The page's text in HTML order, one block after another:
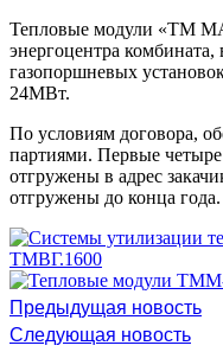
Тепловые модули «ТМ
энергоцентра комбината,
газопоршневых
24МВт.
По условиям договора,
партиями. Первые
отгружены в адрес
отгружены до конца года.
Предыдущая новость
Следующая новость